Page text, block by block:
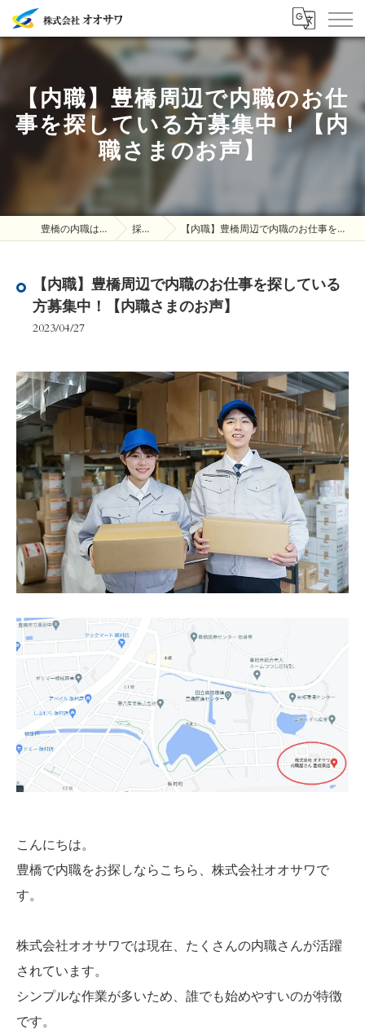
【内職】豊橋周辺で内職のお仕
事を探している方募集中！【内
職さまのお声】
豊橋の内職は株式会社オオサワ 採用ブログ 【内職】豊橋周辺で内職のお仕事を探している方募集中！【内職さまのお声】
【内職】豊橋周辺で内職のお仕事を探している
方募集中！【内職さまのお声】
2023/04/27
こんにちは。
豊橋で内職をお探しならこちら、株式会社オオサワで
す。
株式会社オオサワでは現在、たくさんの内職さんが活躍
されています。
シンプルな作業が多いため、誰でも始めやすいのが特徴
です。